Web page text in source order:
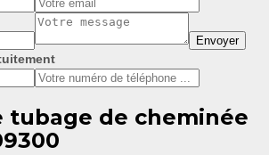
tubage de cheminée